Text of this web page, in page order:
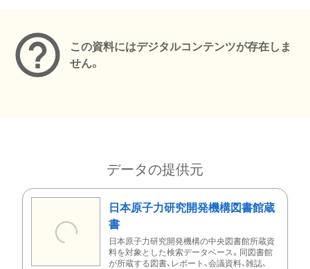
この資料にはデジタルコンテンツが存在しま
せん。
データの提供元
日本原子力研究開発機構図書館蔵
書
日本原子力研究開発機構の中央図書館所蔵資
料を対象とした検索データベース。同図書館
が所蔵する図書、レポート、会議資料、雑誌、